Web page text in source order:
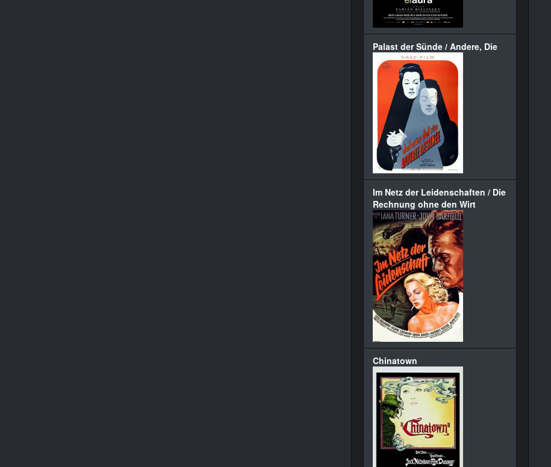
Palast der Sünde / Andere, Die
Im Netz der Leidenschaften / Die
Rechnung ohne den Wirt
Chinatown